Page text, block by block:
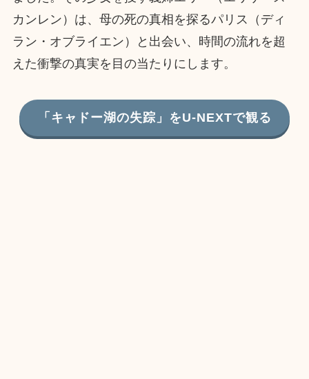
カンレン）は、母の死の真相を探るパリス（ディ
ラン・オブライエン）と出会い、時間の流れを超
えた衝撃の真実を目の当たりにします。
「キャドー湖の失踪」をU-NEXTで観る